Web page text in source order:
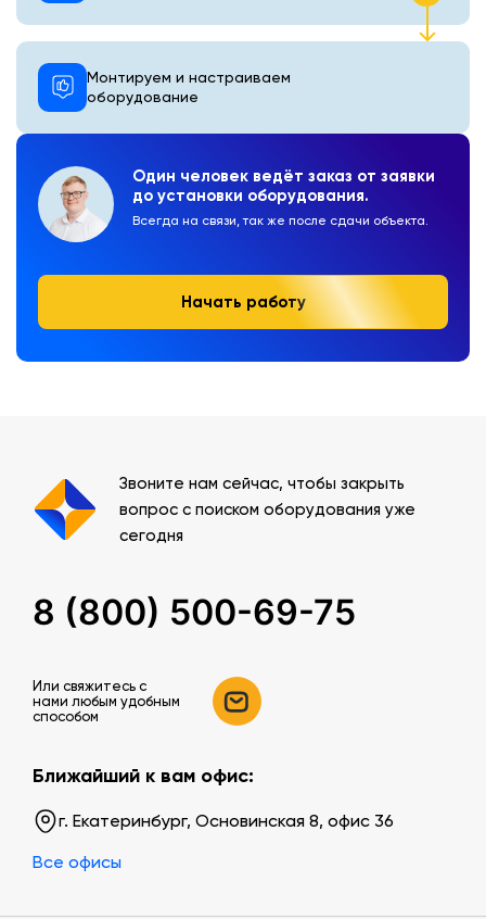
Один человек ведёт заказ от заявки
до установки оборудования.
Всегда на связи, так же после сдачи объекта.
Начать работу
Монтируем и настраиваем
оборудование
Звоните нам сейчас, чтобы закрыть
вопрос с поиском оборудования уже
сегодня
8 (800) 500-69-75
Или свяжитесь c
нами любым удобным
способом
Ближайший к вам офис:
г. Екатеринбург, Основинская 8, офис 36
Все офисы